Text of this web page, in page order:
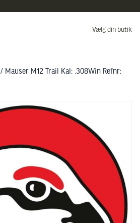
Vælg din butik
/ Mauser M12 Trail Kal: .308Win Refnr: